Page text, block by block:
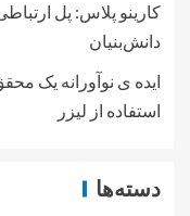
کارینو پلاس: پل
دانش‌بنیان
ایده ی نوآورانه یک
استفاده از لیزر
دسته‌ها